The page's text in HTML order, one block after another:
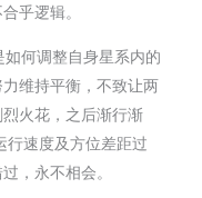
乎逻辑。
何调整自身星系内的
维持平衡，不致让两
火花，之后渐行渐
行速度及方位差距过
，永不相会。